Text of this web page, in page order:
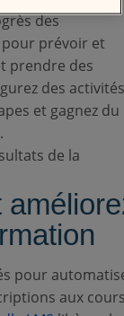
des
prévoir et
prendre des
des
et gagnez du
pour
aux